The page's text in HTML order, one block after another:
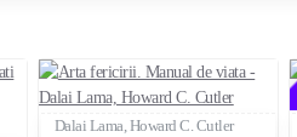
Dalai Lama, Howard C. Cutler